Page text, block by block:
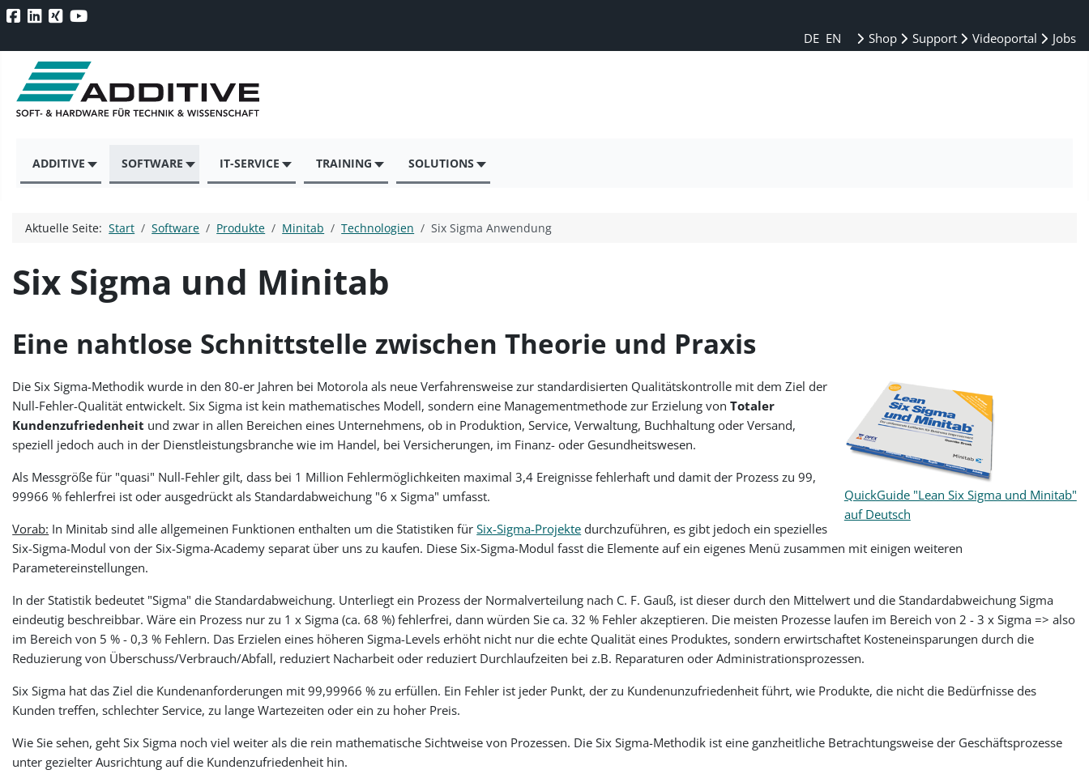
DE EN Shop Support Videoportal Jobs
ADDITIVE SOFTWARE IT-SERVICE TRAINING SOLUTIONS
Aktuelle Seite:Start Software Produkte Minitab Technologien Six Sigma Anwendung
Six Sigma und Minitab
Eine nahtlose Schnittstelle zwischen Theorie und Praxis
QuickGuide "Lean Six Sigma und Minitab"
auf Deutsch
Die Six Sigma-Methodik wurde in den 80-er Jahren bei Motorola als neue Verfahrensweise zur standardisierten Qualitätskontrolle mit dem Ziel der
Null-Fehler-Qualität entwickelt. Six Sigma ist kein mathematisches Modell, sondern eine Managementmethode zur Erzielung vonTotaler
Kundenzufriedenheit und zwar in allen Bereichen eines Unternehmens, ob in Produktion, Service, Verwaltung, Buchhaltung oder Versand,
speziell jedoch auch in der Dienstleistungsbranche wie im Handel, bei Versicherungen, im Finanz- oder Gesundheitswesen.
Als Messgröße für "quasi" Null-Fehler gilt, dass bei 1 Million Fehlermöglichkeiten maximal 3,4 Ereignisse fehlerhaft und damit der Prozess zu 99,
99966 % fehlerfrei ist oder ausgedrückt als Standardabweichung "6 x Sigma" umfasst.
Vorab: In Minitab sind alle allgemeinen Funktionen enthalten um die Statistiken fürSix-Sigma-Projekte durchzuführen, es gibt jedoch ein spezielles
Six-Sigma-Modul von der Six-Sigma-Academy separat über uns zu kaufen. Diese Six-Sigma-Modul fasst die Elemente auf ein eigenes Menü zusammen mit einigen weiteren
Parametereinstellungen.
In der Statistik bedeutet "Sigma" die Standardabweichung. Unterliegt ein Prozess der Normalverteilung nach C. F. Gauß, ist dieser durch den Mittelwert und die Standardabweichung Sigma
eindeutig beschreibbar. Wäre ein Prozess nur zu 1 x Sigma (ca. 68 %) fehlerfrei, dann würden Sie ca. 32 % Fehler akzeptieren. Die meisten Prozesse laufen im Bereich von 2 - 3 x Sigma => also
im Bereich von 5 % - 0,3 % Fehlern. Das Erzielen eines höheren Sigma-Levels erhöht nicht nur die echte Qualität eines Produktes, sondern erwirtschaftet Kosteneinsparungen durch die
Reduzierung von Überschuss/Verbrauch/Abfall, reduziert Nacharbeit oder reduziert Durchlaufzeiten bei z.B. Reparaturen oder Administrationsprozessen.
Six Sigma hat das Ziel die Kundenanforderungen mit 99,99966 % zu erfüllen. Ein Fehler ist jeder Punkt, der zu Kundenunzufriedenheit führt, wie Produkte, die nicht die Bedürfnisse des
Kunden treffen, schlechter Service, zu lange Wartezeiten oder ein zu hoher Preis.
Wie Sie sehen, geht Six Sigma noch viel weiter als die rein mathematische Sichtweise von Prozessen. Die Six Sigma-Methodik ist eine ganzheitliche Betrachtungsweise der Geschäftsprozesse
unter gezielter Ausrichtung auf die Kundenzufriedenheit hin.